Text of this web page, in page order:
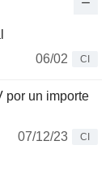
06/02
CI
por un importe
07/12/23
CI